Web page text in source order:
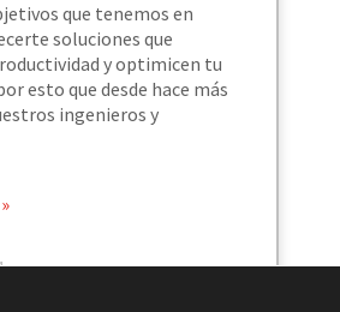
que tenemos en
soluciones que
y optimicen tu
esto que desde hace más
ingenieros y